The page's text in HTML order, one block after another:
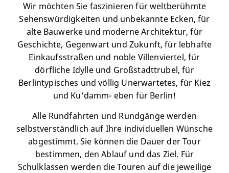
Wir möchten Sie faszinieren für weltberühmte
Sehenswürdigkeiten und unbekannte Ecken, für
alte Bauwerke und moderne Architektur, für
Geschichte, Gegenwart und Zukunft, für lebhafte
Einkaufsstraßen und noble Villenviertel, für
dörfliche Idylle und Großstadttrubel, für
Berlintypisches und völlig Unerwartetes, für Kiez
und Ku'damm- eben für Berlin!
Alle Rundfahrten und Rundgänge werden
selbstverständlich auf Ihre individuellen Wünsche
abgestimmt. Sie können die Dauer der Tour
bestimmen, den Ablauf und das Ziel. Für
Schulklassen werden die Touren auf die jeweilige